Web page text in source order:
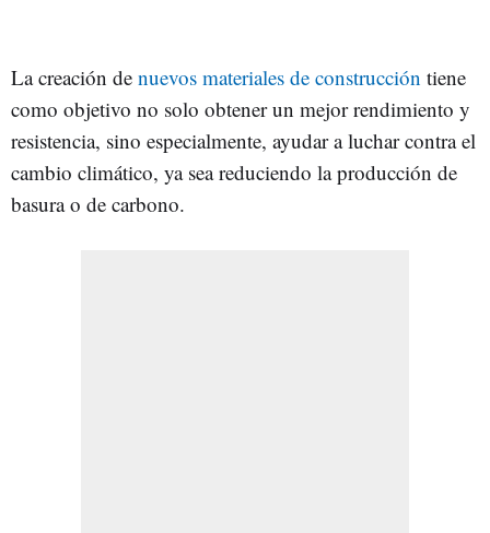
La creación de nuevos materiales de construcción tiene
como objetivo no solo obtener un mejor rendimiento y
resistencia, sino especialmente, ayudar a luchar contra el
cambio climático, ya sea reduciendo la producción de
basura o de carbono.